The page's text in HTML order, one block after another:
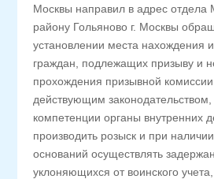
Москвы направил в адрес отдела
району Гольяново г. Москвы
установлении места нахождения
граждан, подлежащих призыву и
прохождения призывной
действующим
компетенции органы внутренних
производить розыск и при
оснований осуществлять
уклоняющихся от воинского